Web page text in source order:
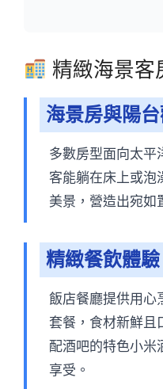
精緻海景客
海景房與陽
多數房型面向太平
客能躺在床上或泡
美景，營造出宛如
精緻餐飲體驗
飯店餐廳提供用心
套餐，食材新鮮且
配酒吧的特色小米
享受。